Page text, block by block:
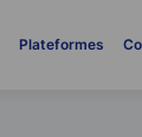
Plateformes